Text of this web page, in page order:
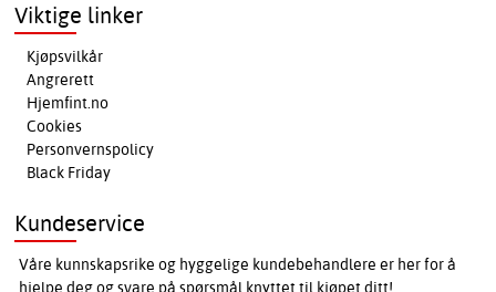
Viktige linker
Kjøpsvilkår
Angrerett
Hjemfint.no
Cookies
Personvernspolicy
Black Friday
Kundeservice
Våre kunnskapsrike og hyggelige kundebehandlere er her for å
hjelpe deg og svare på spørsmål knyttet til kjøpet ditt!